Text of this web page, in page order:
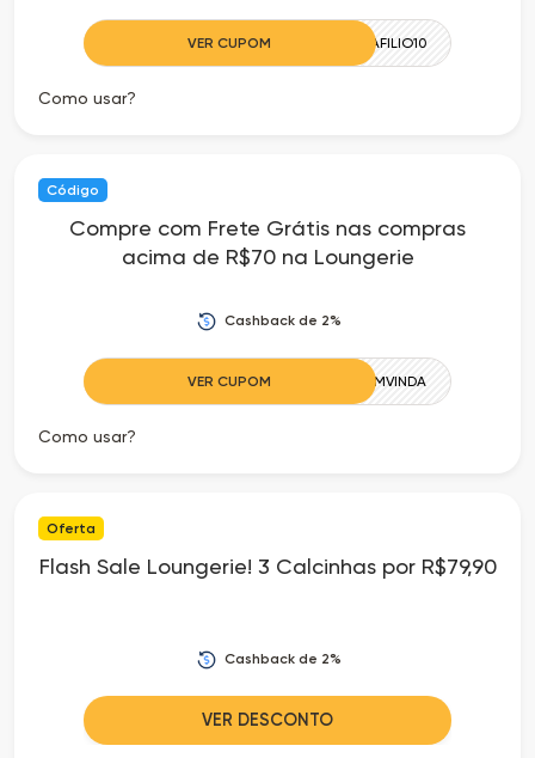
VER CUPOM AFILIO10
Como usar?
Código
Compre com Frete Grátis nas compras
acima de R$70 na Loungerie
Cashback de 2%
VER CUPOM BEMVINDA
Como usar?
Oferta
Flash Sale Loungerie! 3 Calcinhas por R$79,90
Cashback de 2%
VER DESCONTO